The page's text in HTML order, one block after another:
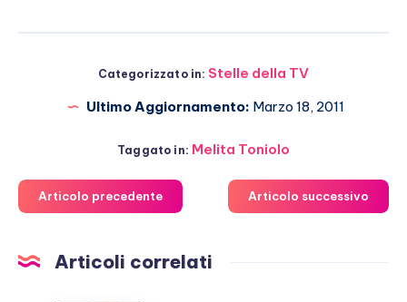
Categorizzato in: Stelle della TV
Ultimo Aggiornamento: Marzo 18, 2011
Taggato in: Melita Toniolo
Articolo precedente Articolo successivo
Articoli correlati